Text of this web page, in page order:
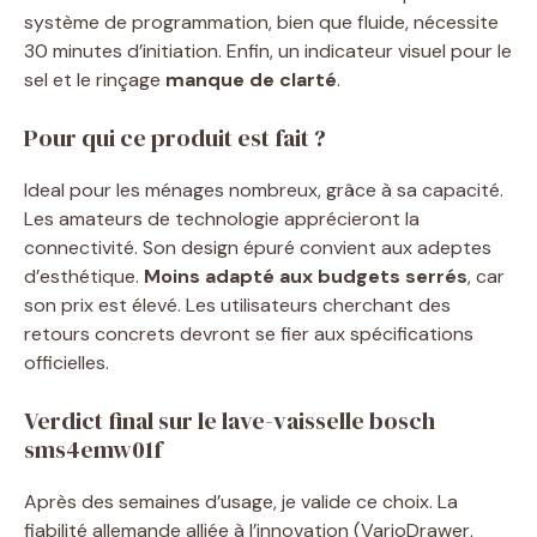
système de programmation, bien que fluide, nécessite
30 minutes d’initiation. Enfin, un indicateur visuel pour le
sel et le rinçage manque de clarté.
Pour qui ce produit est fait ?
Ideal pour les ménages nombreux, grâce à sa capacité.
Les amateurs de technologie apprécieront la
connectivité. Son design épuré convient aux adeptes
d’esthétique. Moins adapté aux budgets serrés, car
son prix est élevé. Les utilisateurs cherchant des
retours concrets devront se fier aux spécifications
officielles.
Verdict final sur le lave-vaisselle bosch
sms4emw01f
Après des semaines d’usage, je valide ce choix. La
fiabilité allemande alliée à l’innovation (VarioDrawer,